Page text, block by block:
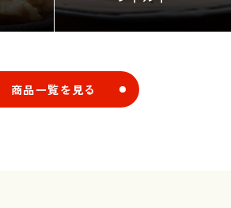
商品一覧を見る